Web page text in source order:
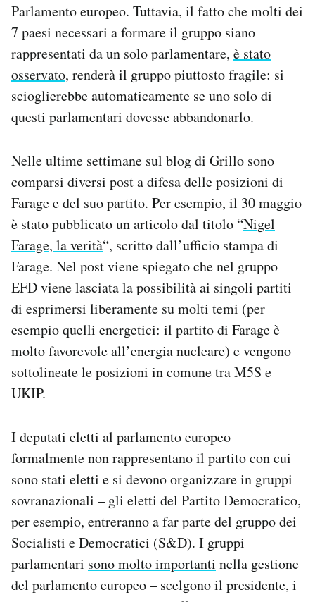
Parlamento europeo. Tuttavia, il fatto che molti dei
7 paesi necessari a formare il gruppo siano
rappresentati da un solo parlamentare, è stato
osservato, renderà il gruppo piuttosto fragile: si
scioglierebbe automaticamente se uno solo di
questi parlamentari dovesse abbandonarlo.
Nelle ultime settimane sul blog di Grillo sono
comparsi diversi post a difesa delle posizioni di
Farage e del suo partito. Per esempio, il 30 maggio
è stato pubblicato un articolo dal titolo “Nigel
Farage, la verità“, scritto dall’ufficio stampa di
Farage. Nel post viene spiegato che nel gruppo
EFD viene lasciata la possibilità ai singoli partiti
di esprimersi liberamente su molti temi (per
esempio quelli energetici: il partito di Farage è
molto favorevole all’energia nucleare) e vengono
sottolineate le posizioni in comune tra M5S e
UKIP.
I deputati eletti al parlamento europeo
formalmente non rappresentano il partito con cui
sono stati eletti e si devono organizzare in gruppi
sovranazionali – gli eletti del Partito Democratico,
per esempio, entreranno a far parte del gruppo dei
Socialisti e Democratici (S&D). I gruppi
parlamentari sono molto importanti nella gestione
del parlamento europeo – scelgono il presidente, i